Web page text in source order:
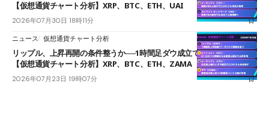
【仮想通貨チャート分析】XRP、BTC、ETH、UAI
2026年07月30日 18時11分
ニュース 仮想通貨チャート分析
リップル、上昇再開の条件整うか──1時間足ダウ成立で1.185ドルを狙う
【仮想通貨チャート分析】XRP、BTC、ETH、ZAMA
2026年07月23日 19時07分